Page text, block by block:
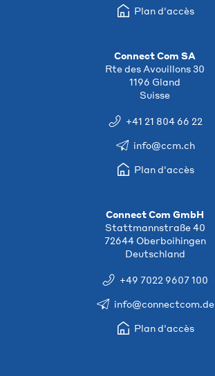
Plan d'accès
Connect Com SA
Rte des Avouillons 30
1196 Gland
Suisse
+41 21 804 66 22
info@ccm.ch
Plan d'accès
Connect Com GmbH
Stattmannstraße 40
72644 Oberboihingen
Deutschland
+49 7022 9607 100
info@connectcom.de
Plan d'accès